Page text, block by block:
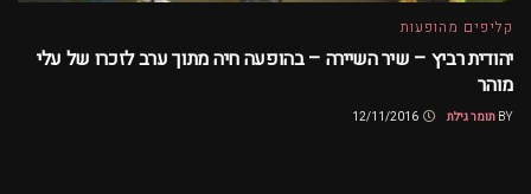
קליפים מהופעות
יהודית רביץ – שיר השיירה – בהופעה חיה מתוך ערב לזכרו של עלי
מוהר
BY תומר גילת